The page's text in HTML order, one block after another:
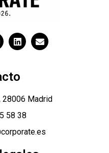
28006 Madrid
58 38